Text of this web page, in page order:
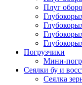
Плуг
Погрузчики
Мини-
Сеялки бу и
Сеялка